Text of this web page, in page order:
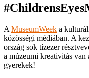
A MuseumWeek a
közösségi médiában. A
ország sok tízezer
a múzeumi kreativitás van
gyerekek!